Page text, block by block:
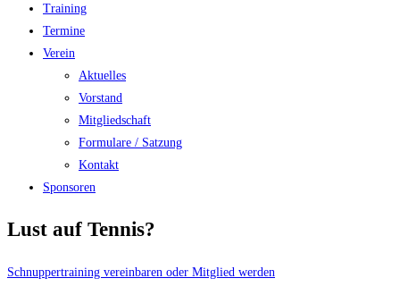
Training
Termine
Verein
Aktuelles
Vorstand
Mitgliedschaft
Formulare / Satzung
Kontakt
Sponsoren
Lust auf Tennis?
Schnuppertraining vereinbaren oder Mitglied werden